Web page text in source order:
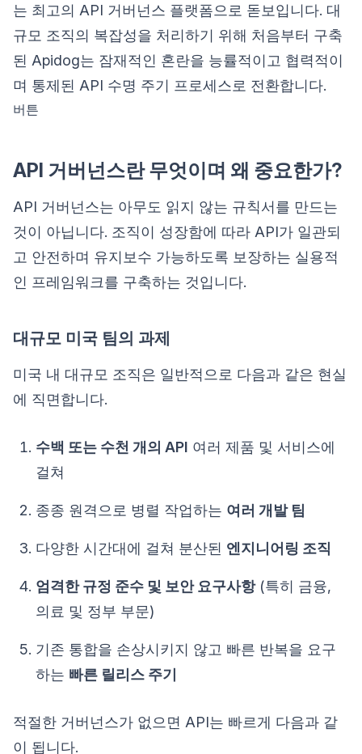
는 최고의 API 거버넌스 플랫폼으로 돋보입니다. 대
규모 조직의 복잡성을 처리하기 위해 처음부터 구축
된 Apidog는 잠재적인 혼란을 능률적이고 협력적이
며 통제된 API 수명 주기 프로세스로 전환합니다.
버튼
API 거버넌스란 무엇이며 왜 중요한가?
API 거버넌스는 아무도 읽지 않는 규칙서를 만드는
것이 아닙니다. 조직이 성장함에 따라 API가 일관되
고 안전하며 유지보수 가능하도록 보장하는 실용적
인 프레임워크를 구축하는 것입니다.
대규모 미국 팀의 과제
미국 내 대규모 조직은 일반적으로 다음과 같은 현실
에 직면합니다.
수백 또는 수천 개의 API 여러 제품 및 서비스에
걸쳐
종종 원격으로 병렬 작업하는 여러 개발 팀
다양한 시간대에 걸쳐 분산된 엔지니어링 조직
엄격한 규정 준수 및 보안 요구사항(특히 금융,
의료 및 정부 부문)
기존 통합을 손상시키지 않고 빠른 반복을 요구
하는 빠른 릴리스 주기
적절한 거버넌스가 없으면 API는 빠르게 다음과 같
이 됩니다.